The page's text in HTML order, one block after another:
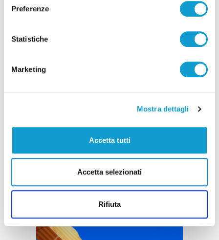
Preferenze
Statistiche
Marketing
Mostra dettagli
Accetta tutti
Accetta selezionati
Rifiuta